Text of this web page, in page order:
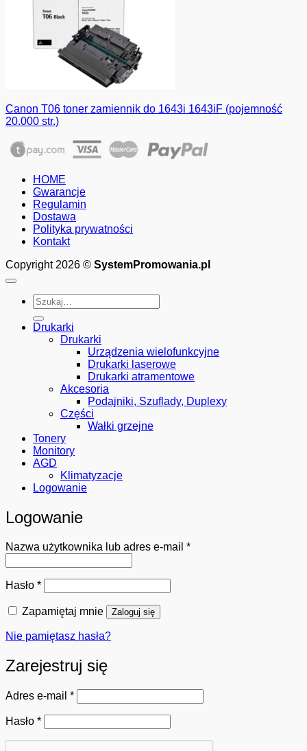
Canon T06 toner zamiennik do 1643i 1643iF (pojemność
20.000 str.)
HOME
Gwarancje
Regulamin
Dostawa
Polityka prywatności
Kontakt
Copyright 2026 © SystemPromowania.pl
Szukaj:
Drukarki
Drukarki
Urządzenia wielofunkcyjne
Drukarki laserowe
Drukarki atramentowe
Akcesoria
Podajniki, Szuflady, Duplexy
Części
Wałki grzejne
Tonery
Monitory
AGD
Klimatyzacje
Logowanie
Logowanie
Nazwa użytkownika lub adres e-mail *Wymagane
Hasło *Wymagane
Zapamiętaj mnie Zaloguj się
Nie pamiętasz hasła?
Zarejestruj się
Adres e-mail *Wymagane
Hasło *Wymagane